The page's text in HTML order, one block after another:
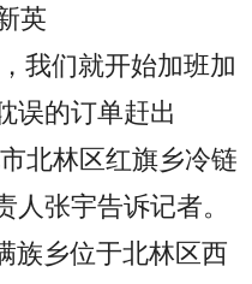
英
我们就开始加班加
误的订单赶出
北林区红旗乡冷链
人张宇告诉记者。
族乡位于北林区西